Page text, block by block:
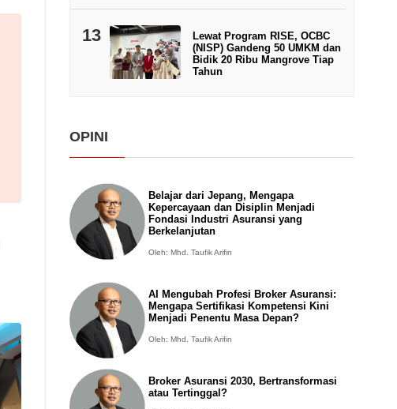
13
Lewat Program RISE, OCBC
(NISP) Gandeng 50 UMKM dan
Bidik 20 Ribu Mangrove Tiap
Tahun
OPINI
Belajar dari Jepang, Mengapa
Kepercayaan dan Disiplin Menjadi
Fondasi Industri Asuransi yang
Berkelanjutan
Oleh: Mhd. Taufik Arifin
AI Mengubah Profesi Broker Asuransi:
Mengapa Sertifikasi Kompetensi Kini
Menjadi Penentu Masa Depan?
Oleh: Mhd. Taufik Arifin
Broker Asuransi 2030, Bertransformasi
atau Tertinggal?